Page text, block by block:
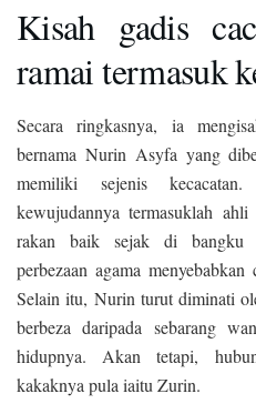
Kisah gadis
ramai termasuk
Secara ringkasnya, ia
bernama Nurin Asyfa yang
memiliki sejenis
kewujudannya termasuklah
rakan baik sejak di bangku
perbezaan agama
Selain itu, Nurin turut diminati
berbeza daripada sebarang
hidupnya. Akan tetapi,
kakaknya pula iaitu Zurin.